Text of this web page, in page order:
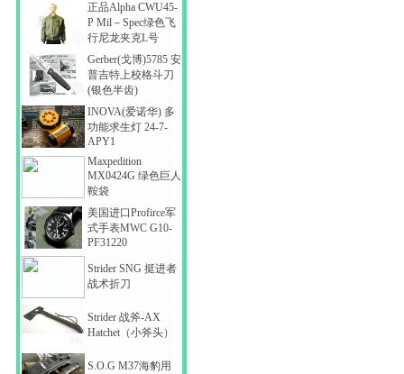
正品Alpha CWU45-
P Mil－Spec绿色飞
行尼龙夹克L号
Gerber(戈博)5785 安
普吉特上校格斗刀
(银色半齿)
INOVA(爱诺华) 多
功能求生灯 24-7-
APY1
Maxpedition
MX0424G 绿色巨人
鞍袋
美国进口Profirce军
式手表MWC G10-
PF31220
Strider SNG 挺进者
战术折刀
Strider 战斧-AX
Hatchet（小斧头）
S.O.G M37海豹用